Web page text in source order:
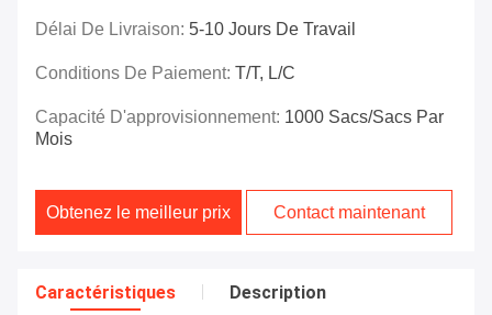
Délai De Livraison: 5-10 Jours De Travail
Conditions De Paiement: T/T, L/C
Capacité D'approvisionnement: 1000 Sacs/sacs Par
Mois
Obtenez le meilleur prix Contact maintenant
Caractéristiques Description